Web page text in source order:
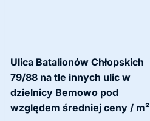
Ulica Batalionów Chłopskich
79/88 na tle innych ulic w
dzielnicy Bemowo pod
względem średniej ceny / m²